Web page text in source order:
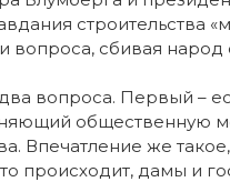
строительства
вопроса, сбивая народ
вопроса. Первый –
общественную
Впечатление же
происходит, дамы и